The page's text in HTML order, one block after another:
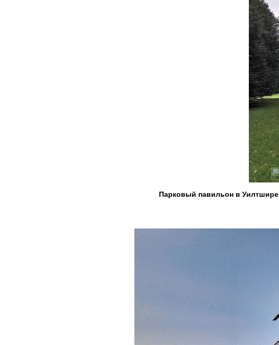
Парковый павильон в Уилтшире